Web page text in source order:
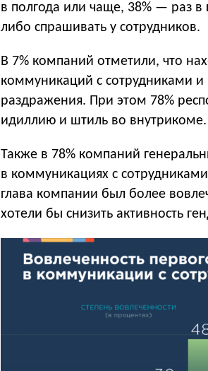
в полгода или чаще, 38% — раз
либо спрашивать у сотрудников.
В 7% компаний отметили, что
коммуникаций с сотрудниками
раздражения. При этом 78%
идиллию и штиль во внутрикоме.
Также в 78% компаний
в коммуникациях с
глава компании был более
хотели бы снизить активность